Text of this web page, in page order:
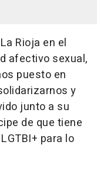
Rioja en el
afectivo sexual,
puesto en
y
junto a su
de que tiene
para lo